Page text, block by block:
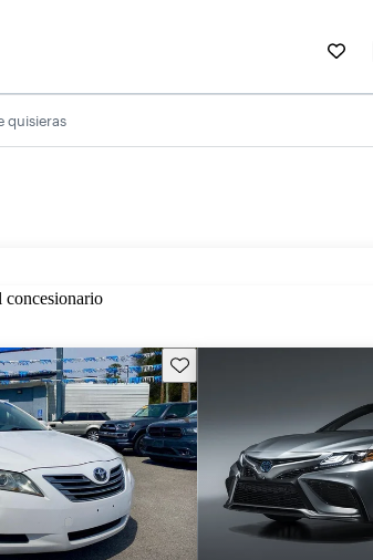
quisieras
concesionario
Guarda este Aviso